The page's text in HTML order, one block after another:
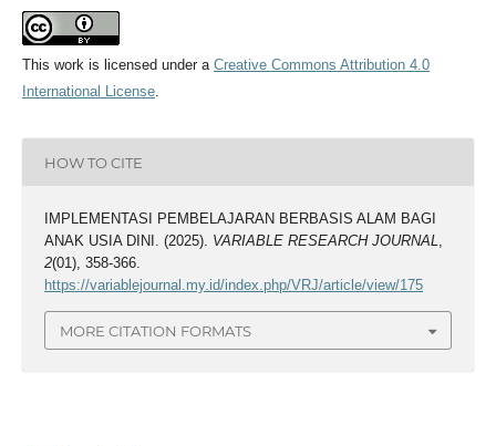
This work is licensed under a Creative Commons Attribution 4.0
International License.
HOW TO CITE
IMPLEMENTASI PEMBELAJARAN BERBASIS ALAM BAGI
ANAK USIA DINI. (2025). VARIABLE RESEARCH JOURNAL,
2(01), 358-366.
https://variablejournal.my.id/index.php/VRJ/article/view/175
MORE CITATION FORMATS